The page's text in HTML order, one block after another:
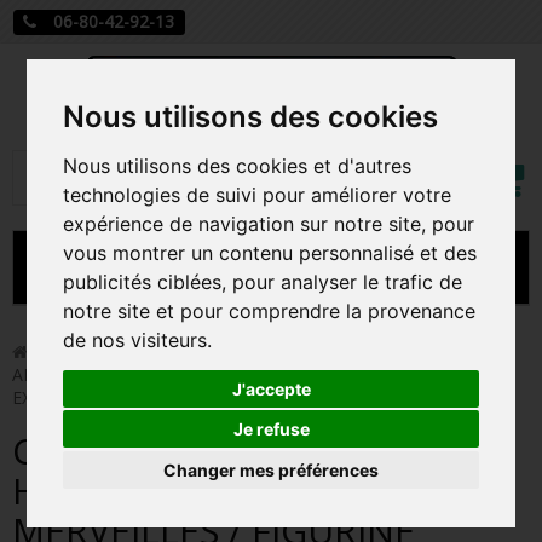
Nous utilisons des cookies
Nous utilisons des cookies et d'autres
technologies de suivi pour améliorer votre
expérience de navigation sur notre site, pour
vous montrer un contenu personnalisé et des
publicités ciblées, pour analyser le trafic de
notre site et pour comprendre la provenance
de nos visiteurs.
J'accepte
Je refuse
Changer mes préférences
06-80-42-92-13
Rechercher
Mon
MENU
CARTE A JOUER
PRÉCOMMANDE FIGURINES POP
FIGURINES POP DISNEY
FIGURINES POP MARVEL
Funko Pop! > CHESHIRE CAT STANDING ON HEAD /
ALICE AU PAYS DES MERVEILLES / FIGURINE FUNKO POP /
EXCLUSIVE SPECIAL EDITION
CHESHIRE CAT STANDING ON
HEAD / ALICE AU PAYS DES
MERVEILLES / FIGURINE